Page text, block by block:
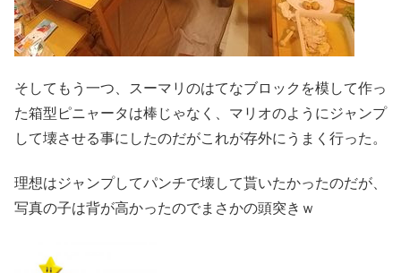
そしてもう一つ、スーマリのはてなブロックを模して作っ
た箱型ピニャータは棒じゃなく、マリオのようにジャンプ
して壊させる事にしたのだがこれが存外にうまく行った。
理想はジャンプしてパンチで壊して貰いたかったのだが、
写真の子は背が高かったのでまさかの頭突きｗ